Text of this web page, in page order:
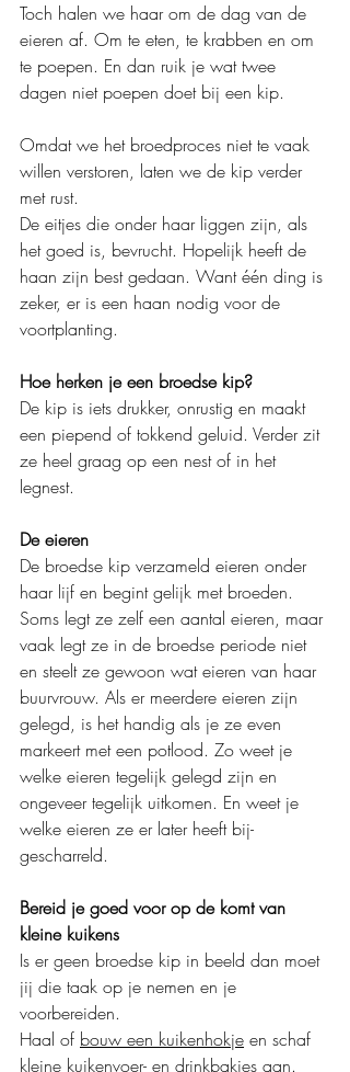
Toch halen we haar om de dag van de
eieren af. Om te eten, te krabben en om
te poepen. En dan ruik je wat twee
dagen niet poepen doet bij een kip.
Omdat we het broedproces niet te vaak
willen verstoren, laten we de kip verder
met rust.
De eitjes die onder haar liggen zijn, als
het goed is, bevrucht. Hopelijk heeft de
haan zijn best gedaan. Want één ding is
zeker, er is een haan nodig voor de
voortplanting.
Hoe herken je een broedse kip?
De kip is iets drukker, onrustig en maakt
een piepend of tokkend geluid. Verder zit
ze heel graag op een nest of in het
legnest.
De eieren
De broedse kip verzameld eieren onder
haar lijf en begint gelijk met broeden.
Soms legt ze zelf een aantal eieren, maar
vaak legt ze in de broedse periode niet
en steelt ze gewoon wat eieren van haar
buurvrouw. Als er meerdere eieren zijn
gelegd, is het handig als je ze even
markeert met een potlood. Zo weet je
welke eieren tegelijk gelegd zijn en
ongeveer tegelijk uitkomen. En weet je
welke eieren ze er later heeft bij-
gescharreld.
Bereid je goed voor op de komt van
kleine kuikens
Is er geen broedse kip in beeld dan moet
jij die taak op je nemen en je
voorbereiden.
Haal of bouw een kuikenhokje en schaf
kleine kuikenvoer- en drinkbakjes aan.